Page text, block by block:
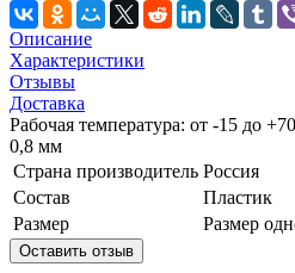
Описание
Характеристики
Отзывы
Доставка
Рабочая температура: от -15 до
0,8 мм
Страна производитель Россия
Состав
Пластик
Размер
Размер
Оставить отзыв